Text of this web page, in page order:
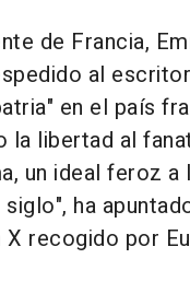
de Francia,
al
en el país
la libertad al
un ideal feroz a
ha
X recogido por